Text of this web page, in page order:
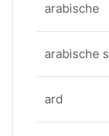
arabische
arabische
ard